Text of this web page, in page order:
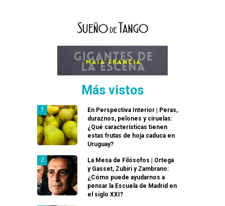
Más vistos
En Perspectiva Interior | Peras,
duraznos, pelones y ciruelas:
¿Qué características tienen
estas frutas de hoja caduca en
Uruguay?
La Mesa de Filósofos | Ortega
y Gasset, Zubiri y Zambrano:
¿Cómo puede ayudarnos a
pensar la Escuela de Madrid en
el siglo XXI?